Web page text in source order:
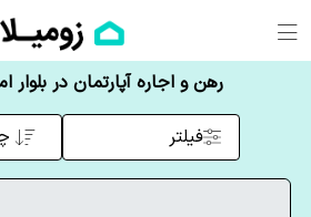
رهن و اجاره آپارتمان در بلوار
فیلتر